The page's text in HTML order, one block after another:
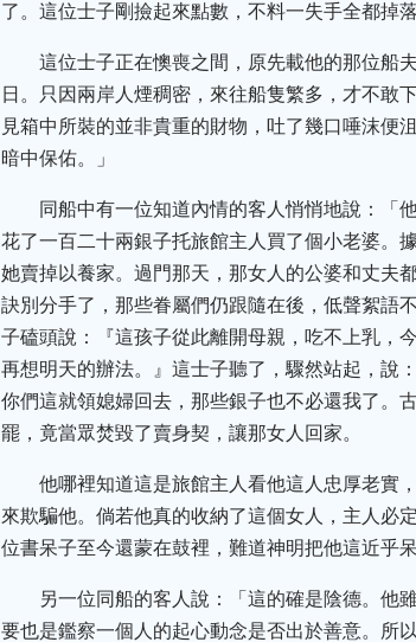
了。這位士子剛撿起來點數，不料一失手全都掉
這位士子正在懊喪之間，原先載他的那位船
日。只因兩岸人煙稠密，來往船隻繁多，才不敢
見箱中所裝的並非貴重的財物，吐了幾口唾沫便
暗中保佑。」
同船中有一位知道內情的客人悄悄地說：「
花了一百二十兩銀子托旅館主人買了個小老婆。
她賣掉以養家。過門那天，那女人的公婆和丈夫
訣別分手了，那些眷屬們仍跟隨在後，低聲絮語
子磕頭說：『這孩子從此離開母親，吃不上乳，
再想明天的辦法。』這士子聽了，驟然站起，說
你們這就領媳婦回去，那些銀子也不必還我了。
罷，竟當眾焚毀了賣身契，讓那女人回家。
他哪裡知道這是旅館主人看他這人忠厚老實
來欺騙他。倘若他真的收納了這個女人，主人必
位書呆子至今還蒙在鼓裡，難道神明把他這近乎
另一位同船的客人說：「這的確是陰德。他
要也是鑑察一個人的起心動念是否出於善意。所